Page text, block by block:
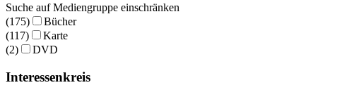
Suche auf Mediengruppe einschränken
(175)
Bücher
(117)
Karte
(2)
DVD
Interessenkreis